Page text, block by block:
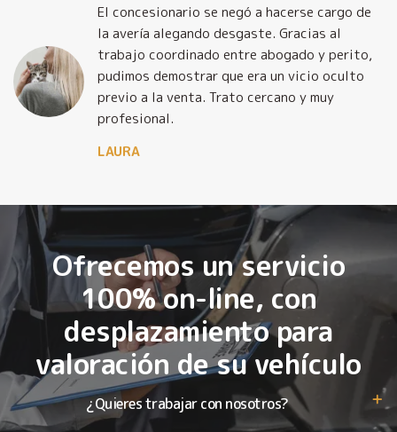
El concesionario se negó a hacerse cargo de
la avería alegando desgaste. Gracias al
trabajo coordinado entre abogado y perito,
pudimos demostrar que era un vicio oculto
previo a la venta. Trato cercano y muy
profesional.
LAURA
Ofrecemos un servicio
100% on-line, con
desplazamiento para
valoración de su vehículo
¿Quieres trabajar con nosotros?